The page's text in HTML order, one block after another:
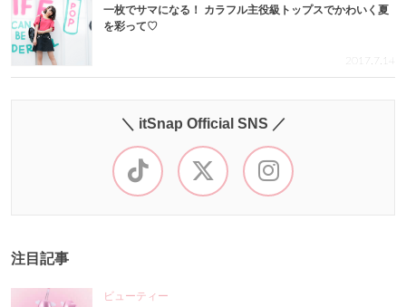
一枚でサマになる！ カラフル主役級トップスでかわいく夏
を彩って♡
2017.7.14
＼ itSnap Official SNS ／
注目記事
ビューティー